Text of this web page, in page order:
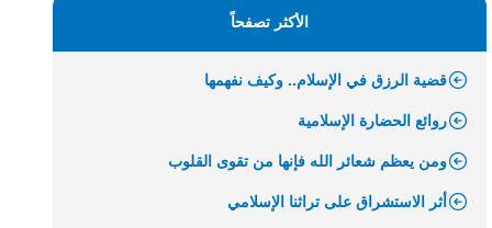
الأكثر تصفحاً
قضية الرزق في الإسلام.. وكيف نفهمها
روائع الحضارة الإسلامية
ومن يعظم شعائر الله فإنها من تقوى القلوب
أثر الاستشراق على تراثنا الإسلامي